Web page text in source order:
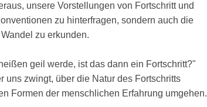
unsere Vorstellungen von Fortschritt und
zu hinterfragen, sondern auch die
zu erkunden.
geil werde, ist das dann ein Fortschritt?"
uns zwingt, über die Natur des Fortschritts
Formen der menschlichen Erfahrung umgehen.